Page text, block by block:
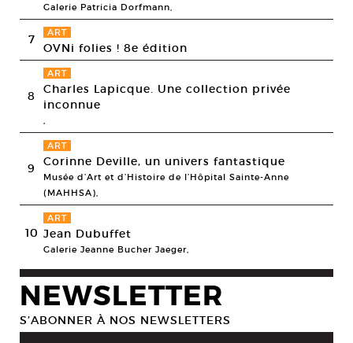
Galerie Patricia Dorfmann,
7 ART
OVNi folies ! 8e édition
8
ART
Charles Lapicque. Une collection privée
inconnue
,
9
ART
Corinne Deville, un univers fantastique
Musée d’Art et d’Histoire de l’Hôpital Sainte-Anne
(MAHHSA),
10
ART
Jean Dubuffet
Galerie Jeanne Bucher Jaeger,
NEWSLETTER
S’ABONNER À NOS NEWSLETTERS